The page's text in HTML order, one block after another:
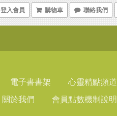
登入會員 購物車 聯絡我們
電子書書架
心靈精點頻道
關於我們 會員點數機制說明